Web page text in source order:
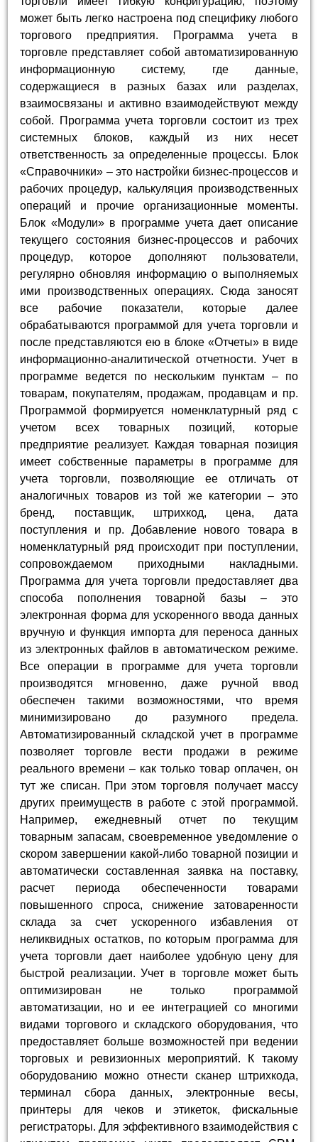
может быть легко настроена под специфику любого
торгового предприятия. Программа учета в
торговле представляет собой автоматизированную
информационную систему, где данные,
содержащиеся в разных базах или разделах,
взаимосвязаны и активно взаимодействуют между
собой. Программа учета торговли состоит из трех
системных блоков, каждый из них несет
ответственность за определенные процессы. Блок
«Справочники» – это настройки бизнес-процессов и
рабочих процедур, калькуляция производственных
операций и прочие организационные моменты.
Блок «Модули» в программе учета дает описание
текущего состояния бизнес-процессов и рабочих
процедур, которое дополняют пользователи,
регулярно обновляя информацию о выполняемых
ими производственных операциях. Сюда заносят
все рабочие показатели, которые далее
обрабатываются программой для учета торговли и
после представляются ею в блоке «Отчеты» в виде
информационно-аналитической отчетности. Учет в
программе ведется по нескольким пунктам – по
товарам, покупателям, продажам, продавцам и пр.
Программой формируется номенклатурный ряд с
учетом всех товарных позиций, которые
предприятие реализует. Каждая товарная позиция
имеет собственные параметры в программе для
учета торговли, позволяющие ее отличать от
аналогичных товаров из той же категории – это
бренд, поставщик, штрихкод, цена, дата
поступления и пр. Добавление нового товара в
номенклатурный ряд происходит при поступлении,
сопровождаемом приходными накладными.
Программа для учета торговли предоставляет два
способа пополнения товарной базы – это
электронная форма для ускоренного ввода данных
вручную и функция импорта для переноса данных
из электронных файлов в автоматическом режиме.
Все операции в программе для учета торговли
производятся мгновенно, даже ручной ввод
обеспечен такими возможностями, что время
минимизировано до разумного предела.
Автоматизированный складской учет в программе
позволяет торговле вести продажи в режиме
реального времени – как только товар оплачен, он
тут же списан. При этом торговля получает массу
других преимуществ в работе с этой программой.
Например, ежедневный отчет по текущим
товарным запасам, своевременное уведомление о
скором завершении какой-либо товарной позиции и
автоматически составленная заявка на поставку,
расчет периода обеспеченности товарами
повышенного спроса, снижение затоваренности
склада за счет ускоренного избавления от
неликвидных остатков, по которым программа для
учета торговли дает наиболее удобную цену для
быстрой реализации. Учет в торговле может быть
оптимизирован не только программой
автоматизации, но и ее интеграцией со многими
видами торгового и складского оборудования, что
предоставляет больше возможностей при ведении
торговых и ревизионных мероприятий. К такому
оборудованию можно отнести сканер штрихкода,
терминал сбора данных, электронные весы,
принтеры для чеков и этикеток, фискальные
регистраторы. Для эффективного взаимодействия с